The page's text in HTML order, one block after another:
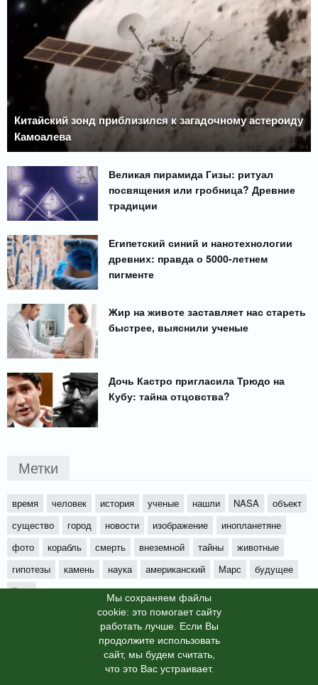
Мы cохраняем файлы
cookie: это помогает сайту
работать лучше. Если Вы
продолжите использовать
сайт, мы будем считать,
что это Вас устраивает.
Китайский зонд приблизился к загадочному астероиду
Камоалева
Великая пирамида Гизы: ритуал
посвящения или гробница? Древние
традиции
Египетский синий и нанотехнологии
древних: правда о 5000-летнем
пигменте
Жир на животе заставляет нас стареть
быстрее, выяснили ученые
Дочь Кастро пригласила Трюдо на
Кубу: тайна отцовства?
Метки
время человек история ученые нашли NASA
объект
существо
город новости изображение
инопланетяне
фото
корабль смерть внеземной тайны
животные
гипотезы
камень наука американский Марс
будущее
йети
© info-dimurra.ru 2025г. This site is protected by
reCAPTCHA and the GooglePrivacy Policyand